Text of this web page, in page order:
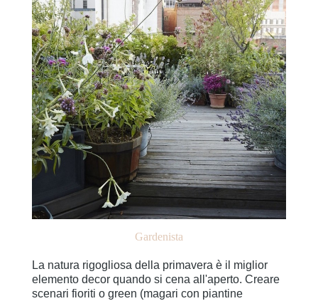
Gardenista
La natura rigogliosa della primavera è il miglior
elemento decor quando si cena all'aperto. Creare
scenari fioriti o green (magari con piantine